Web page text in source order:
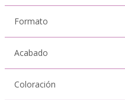
Formato
Acabado
Coloración